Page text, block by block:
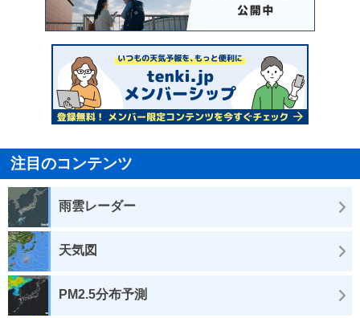
注目のコンテンツ
雨雲レーダー
天気図
PM2.5分布予測